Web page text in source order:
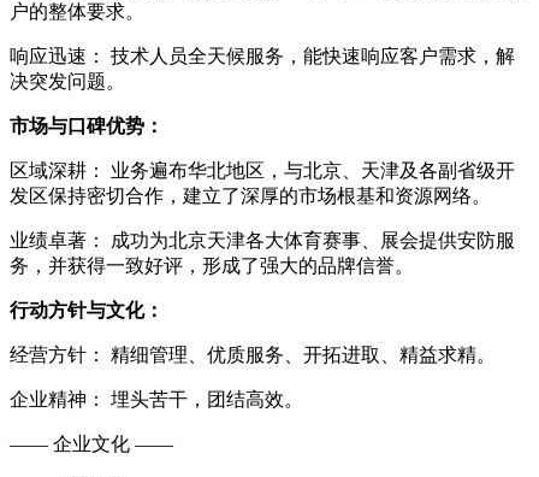
户的整体要求。
响应迅速： 技术人员全天候服务，能快速响应客户需求，解
决突发问题。
市场与口碑优势：
区域深耕： 业务遍布华北地区，与北京、天津及各副省级开
发区保持密切合作，建立了深厚的市场根基和资源网络。
业绩卓著： 成功为北京天津各大体育赛事、展会提供安防服
务，并获得一致好评，形成了强大的品牌信誉。
行动方针与文化：
经营方针： 精细管理、优质服务、开拓进取、精益求精。
企业精神： 埋头苦干，团结高效。
—— 企业文化 ——